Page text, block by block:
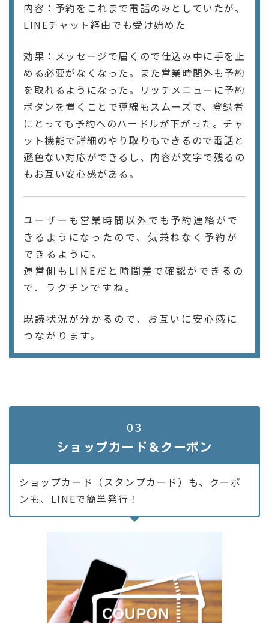
内容：予約をこれまで電話のみとしていたが、
LINEチャット経由でも受け始めた
効果：メッセージで届くので仕込み中に手を止
める必要がなくなった。また営業時間外も予約
を取れるようになった。リッチメニューに予約
ボタンを置くことで導線もスムーズで、登録者
にとっても予約へのハードルが下がった。チャ
ット機能で詳細のやり取りもできるので電話と
遜色ない対応ができるし、内容が文字で残るの
もお互い安心感がある。
ユーザーも営業時間以外でも予約連絡がで
きるようになったので、気兼ねなく予約が
できるように。
運営側もLINEだと時間差で確認ができるの
で、ラクチンですね。
既読状況が分かるので、お互いに安心感に
つながります。
03
ショップカード＆クーポン
ショップカード（スタンプカード）も、クーポ
ンも、LINEで簡単発行！